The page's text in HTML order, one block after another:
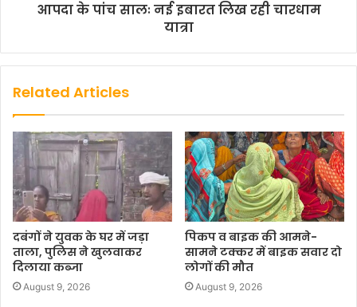
आपदा के पांच सालः नई इबारत लिख रही चारधाम
यात्रा
Related Articles
दबंगों ने युवक के घर में जड़ा
ताला, पुलिस ने खुलवाकर
दिलाया कब्जा
August 9, 2026
पिकप व बाइक की आमने-
सामने टक्कर में बाइक सवार दो
लोगों की मौत
August 9, 2026